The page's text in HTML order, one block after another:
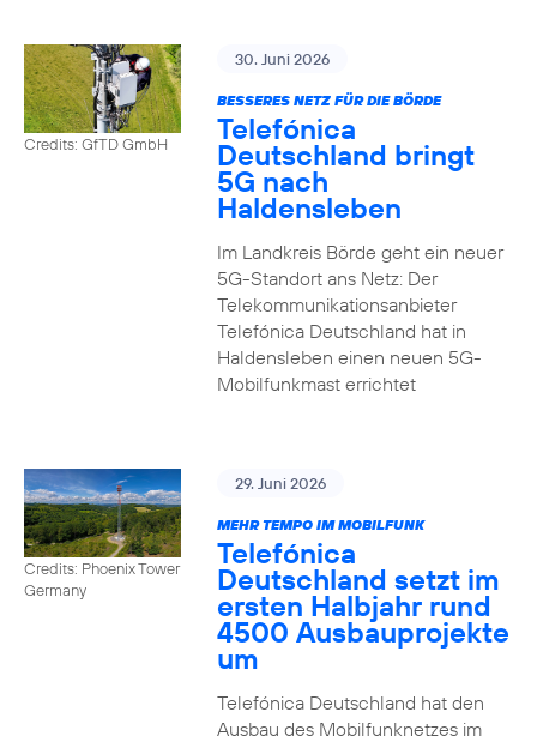
Credits: GfTD GmbH
30. Juni 2026
BESSERES NETZ FÜR DIE BÖRDE
Telefónica
Deutschland bringt
5G nach
Haldensleben
Im Landkreis Börde geht ein neuer
5G-Standort ans Netz: Der
Telekommunikationsanbieter
Telefónica Deutschland hat in
Haldensleben einen neuen 5G-
Mobilfunkmast errichtet
Credits: Phoenix Tower
Germany
29. Juni 2026
MEHR TEMPO IM MOBILFUNK
Telefónica
Deutschland setzt im
ersten Halbjahr rund
4500 Ausbauprojekte
um
Telefónica Deutschland hat den
Ausbau des Mobilfunknetzes im